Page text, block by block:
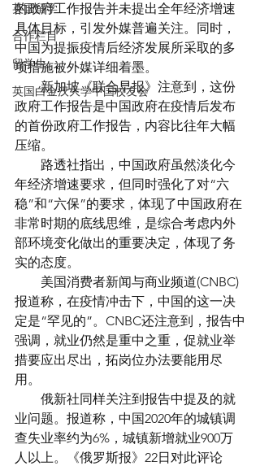
英国留学
合作栏目
留学生
英国白金汉大学中国校友会
的政府工作报告并未提出全年经济增速
具体目标，引发外媒普遍关注。同时，
中国为提振疫情后经济发展所采取的多
项措施被外媒详细着墨。
新加坡《联合早报》注意到，这份
政府工作报告是中国政府在疫情后发布
的首份政府工作报告，内容比往年大幅
压缩。
路透社指出，中国政府虽然淡化今
年经济增速要求，但同时强化了对“六
稳”和“六保”的要求，体现了中国政府在
非常时期的底线思维，是综合考虑内外
部环境变化做出的重要决定，体现了务
实的态度。
美国消费者新闻与商业频道(CNBC)
报道称，在疫情冲击下，中国的这一决
定是“罕见的”。CNBC还注意到，报告中
强调，就业仍然是重中之重，促就业举
措要应出尽出，拓岗位办法要能用尽
用。
俄新社同样关注到报告中提及的就
业问题。报道称，中国2020年的城镇调
查失业率约为6%，城镇新增就业900万
人以上。《俄罗斯报》22日对此评论